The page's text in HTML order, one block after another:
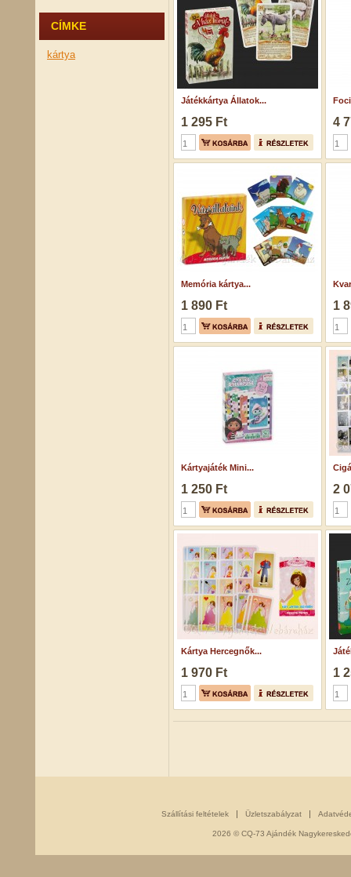
CÍMKE
kártya
Játékkártya Állatok...
1 295 Ft 4
Memória kártya...
1 890 Ft 1
Kártyajáték Mini...
1 250 Ft 2
Kártya Hercegnők...
1 970 Ft 1
Szállítási feltételek Üzletszabályzat
2026 © CQ-73 Ajándék